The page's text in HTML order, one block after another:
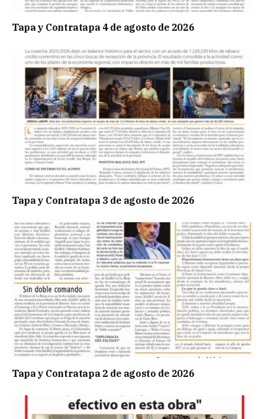
Tapa y Contratapa 4 de agosto de 2026
Tapa y Contratapa 3 de agosto de 2026
Tapa y Contratapa 2 de agosto de 2026